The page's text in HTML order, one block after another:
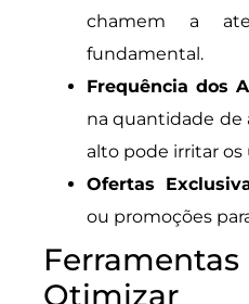
chamem a
fundamental.
Frequência dos
na quantidade de
alto pode irritar os
Ofertas
ou promoções